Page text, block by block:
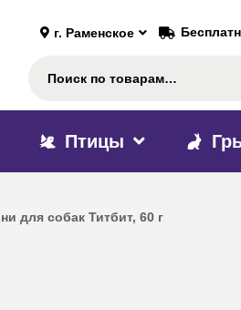
г. Раменское
Птицы
для собак Титбит, 60 г